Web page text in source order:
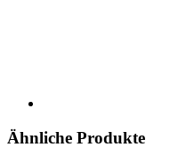
Ähnliche Produkte